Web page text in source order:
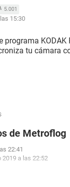
5.001
15:30
programa KODAK
tu cámara
de Metroflog
22:41
2019 a las 22:52